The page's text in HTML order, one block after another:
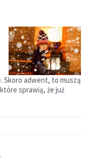
Skoro adwent, to muszą
sprawią, że już